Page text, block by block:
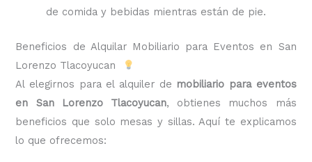
de comida y bebidas mientras están de pie.
Beneficios de Alquilar Mobiliario para Eventos en San
Lorenzo Tlacoyucan
Al elegirnos para el alquiler de mobiliario para eventos
en San Lorenzo Tlacoyucan, obtienes muchos más
beneficios que solo mesas y sillas. Aquí te explicamos
lo que ofrecemos: